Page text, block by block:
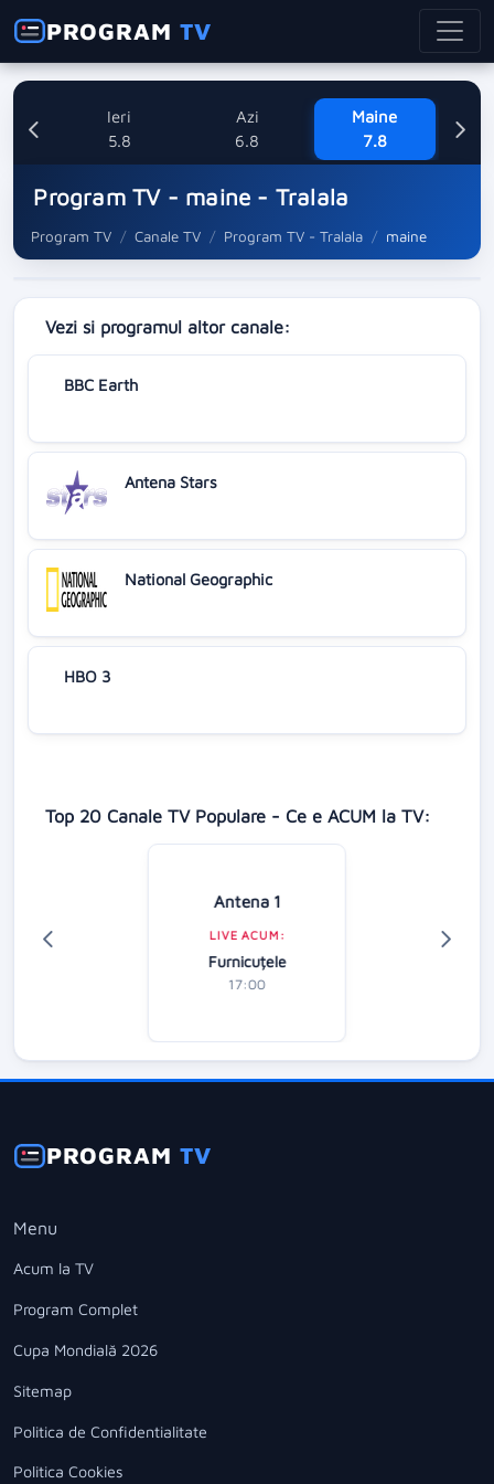
PROGRAMTV
Ieri
5.8
Azi
6.8
Maine
7.8
Program TV - maine - Tralala
Program TV Canale TV Program TV - Tralala maine
Vezi si programul altor canale:
BBC Earth
Antena Stars
National Geographic
HBO 3
Top 20 Canale TV Populare - Ce e ACUM la TV:
Antena 1
LIVE ACUM:
Furnicuțele
17:00
PROGRAMTV
Menu
Acum la TV
Program Complet
Cupa Mondială 2026
Sitemap
Politica de Confidentialitate
Politica Cookies